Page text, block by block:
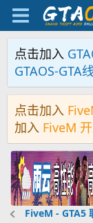
点击加入
GTAOS-GTA
点击加入
加入 FiveM
FiveM - GTA5